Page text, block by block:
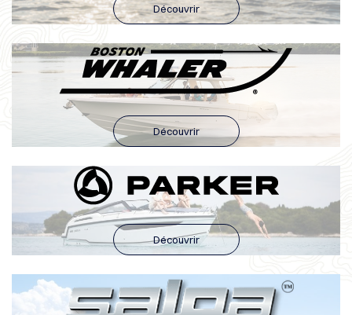
Découvrir
Découvrir
Découvrir